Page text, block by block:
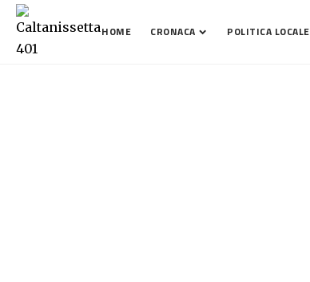
HOME CRONACA POLITICA LOCALE